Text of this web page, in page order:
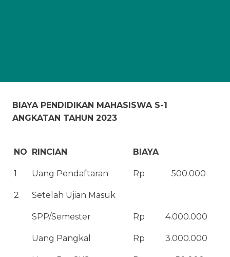
BIAYA PENDIDIKAN MAHASISWA S-1
ANGKATAN TAHUN 2023
NO RINCIAN BIAYA
1 Uang Pendaftaran Rp 500.000
2 Setelah Ujian Masuk
SPP/Semester Rp 4.000.000
Uang Pangkal Rp 3.000.000